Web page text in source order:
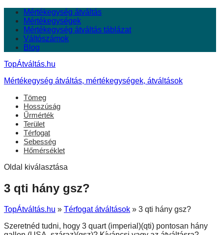
Mértékegység átváltás
Mértékegységek
Mértékegység átváltás táblázat
Váltószámok
Blog
TopÁtváltás.hu
Mértékegység átváltás, mértékegységek, átváltások
Tömeg
Hosszúság
Űrmérték
Terület
Térfogat
Sebesség
Hőmérséklet
Oldal kiválasztása
3 qti hány gsz?
TopÁtváltás.hu » Térfogat átváltások » 3 qti hány gsz?
Szeretnéd tudni, hogy 3 quart (imperial)(qti) pontosan hány